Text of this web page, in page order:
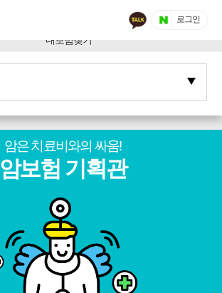
로그인
암은 치료비와의 싸움!
암보험 기획관